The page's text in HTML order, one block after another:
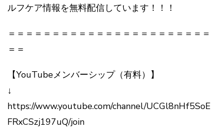
ルフケア情報を無料配信しています！！！
＝＝＝＝＝＝＝＝＝＝＝＝＝＝＝＝＝＝＝＝＝＝＝
＝＝
【YouTubeメンバーシップ（有料）】
↓
https://www.youtube.com/channel/UCGl8nHf5SoE
FRxCSzj197uQ/join